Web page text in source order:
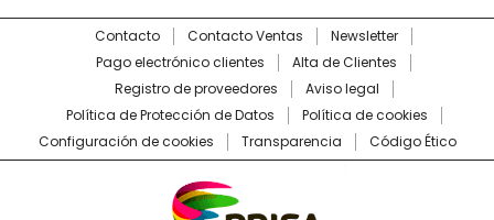
Contacto Contacto Ventas
Newsletter
Pago electrónico clientes
Alta de Clientes
Registro de proveedores
Aviso legal
Política de Protección de Datos
Política de cookies
Configuración de cookies
Transparencia Código Ético